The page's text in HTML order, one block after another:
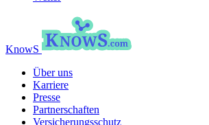
KnowS
Über uns
Karriere
Presse
Partnerschaften
Versicherungsschutz